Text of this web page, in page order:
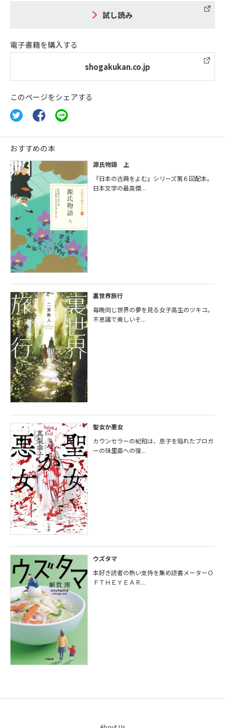
試し読み
電子書籍を購入する
shogakukan.co.jp
このページをシェアする
おすすめの本
源氏物語 上
『日本の古典をよむ』シリーズ第６回配本。
日本文学の最高傑...
裏世界旅行
毎晩同じ世界の夢を見る女子高生のツキコ。
不思議で美しいそ...
聖女か悪女
カウンセラーの紀和は、息子を陥れたブロガ
ーの珠里亜への復...
ウズタマ
本好き読者の熱い支持を集め読書メーターＯ
ＦＴＨＥＹＥＡＲ...